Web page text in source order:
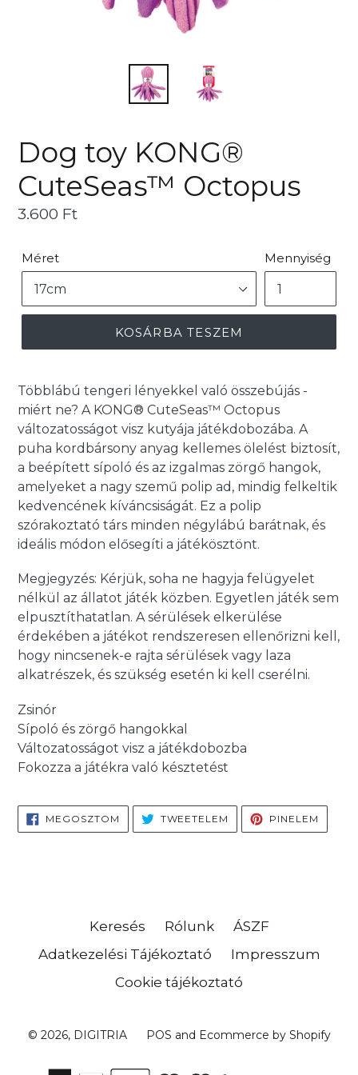
Dog toy KONG®
CuteSeas™ Octopus
Ár
3.600 Ft
Méret Mennyiség
KOSÁRBA TESZEM
Többlábú tengeri lényekkel való összebújás -
miért ne? A KONG® CuteSeas™ Octopus
változatosságot visz kutyája játékdobozába. A
puha kordbársony anyag kellemes ölelést biztosít,
a beépített sípoló és az izgalmas zörgő hangok,
amelyeket a nagy szemű polip ad, mindig felkeltik
kedvencének kíváncsiságát. Ez a polip
szórakoztató társ minden négylábú barátnak, és
ideális módon elősegíti a játékösztönt.
Megjegyzés: Kérjük, soha ne hagyja felügyelet
nélkül az állatot játék közben. Egyetlen játék sem
elpusztíthatatlan. A sérülések elkerülése
érdekében a játékot rendszeresen ellenőrizni kell,
hogy nincsenek-e rajta sérülések vagy laza
alkatrészek, és szükség esetén ki kell cserélni.
Zsinór
Sípoló és zörgő hangokkal
Változatosságot visz a játékdobozba
Fokozza a játékra való késztetést
MEGOSZTOM MEGOSZTÁS
FACEBOOKON
TWEETELEM TWEETELÉS
TWITTEREN
PINELEM
Keresés Rólunk
ÁSZF
Adatkezelési Tájékoztató
Impresszum
Cookie tájékoztató
© 2026, DIGITRIA POS and Ecommerce by Shopify